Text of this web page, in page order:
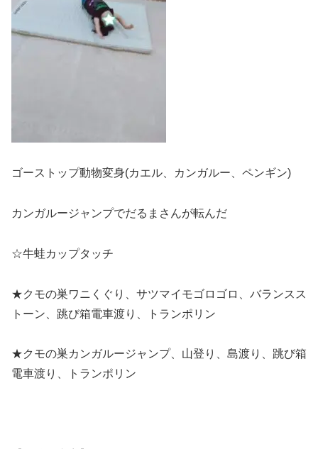
ゴーストップ動物変身(カエル、カンガルー、ペンギン)
カンガルージャンプでだるまさんが転んだ
☆牛蛙カップタッチ
★クモの巣ワニくぐり、サツマイモゴロゴロ、バランスス
トーン、跳び箱電車渡り、トランポリン
★クモの巣カンガルージャンプ、山登り、島渡り、跳び箱
電車渡り、トランポリン